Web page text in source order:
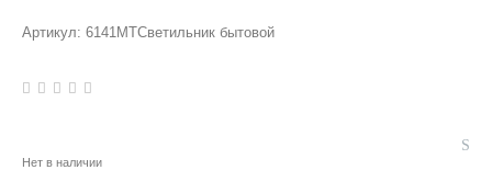
Артикул: 6141MTСветильник бытовой
Нет в наличии